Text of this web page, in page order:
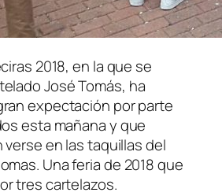
2018, en la que se
José Tomás, ha
expectación por parte
esta mañana y que
verse en las taquillas del
Una feria de 2018 que
tres cartelazos.